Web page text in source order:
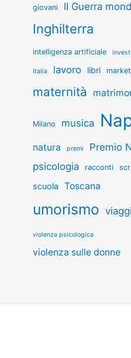
giovani II Guerra
Inghilterra
intelligenza artificiale
Italia lavoro libri
maternità
Milano musica
natura premi
Premio
psicologia
racconti
scuola Toscana
umorismo viaggi
violenza psicologica
violenza sulle donne